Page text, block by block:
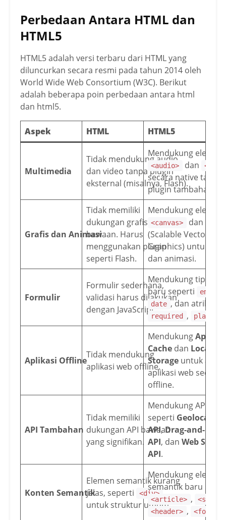
Perbedaan Antara HTML dan
HTML5
HTML5 adalah versi terbaru dari HTML yang
diluncurkan secara resmi pada tahun 2014 oleh
World Wide Web Consortium (W3C). Berikut
adalah beberapa poin perbedaan antara html
dan html5.
Aspek HTML HTML5
Multimedia
Tidak mendukung audio
dan video tanpa plugin
eksternal (misalnya, Flash).
Mendukung elemen
<audio> dan
secara native tanpa
plugin tambahan.
Grafis dan Animasi
Tidak memiliki
dukungan grafis
bawaan. Harus
menggunakan plugin
seperti Flash.
Mendukung elemen
<canvas> dan
(Scalable Vector
Graphics) untuk
dan animasi.
Formulir
Formulir sederhana,
validasi harus dilakukan
dengan JavaScript.
Mendukung tipe
baru seperti
email
date , dan atribut
required ,
Aplikasi Offline
Tidak mendukung
aplikasi web offline.
Mendukung
Cache dan Local
Storage untuk akses
aplikasi web secara
offline.
API Tambahan
Tidak memiliki
dukungan API bawaan
yang signifikan.
Mendukung API
seperti Geolocation
API,Drag-and-Drop
API, dan Web
API.
Konten Semantik
Elemen semantik kurang
jelas, seperti
<div>
untuk struktur umum.
Mendukung elemen
semantik baru
<article> ,
<header> , <footer>